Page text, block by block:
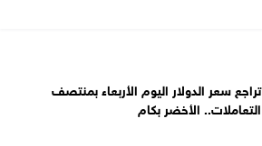
تراجع سعر الدولار اليوم الأربعاء بمنتصف
التعاملات.. الأخضر بكام